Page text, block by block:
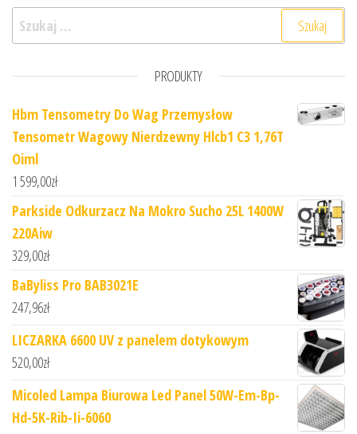
Szukaj:
PRODUKTY
Hbm Tensometry Do Wag Przemysłow
Tensometr Wagowy Nierdzewny Hlcb1 C3 1,76T
Oiml
1 599,00zł
Parkside Odkurzacz Na Mokro Sucho 25L 1400W
220Aiw
329,00zł
BaByliss Pro BAB3021E
247,96zł
LICZARKA 6600 UV z panelem dotykowym
520,00zł
Micoled Lampa Biurowa Led Panel 50W-Em-Bp-
Hd-5K-Rib-Ii-6060